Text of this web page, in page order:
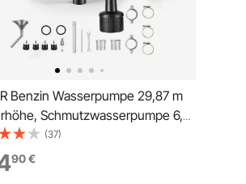
Benzin Wasserpumpe 29,87 m
Schmutzwasserpumpe 6,5
Motorpumpe, Benzinmotor
cm Auslassschlauch,
Gartenpumpe für
(37)
90€